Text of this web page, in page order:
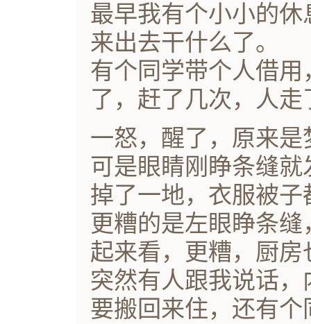
最早我有个小小的
来出去干什么了。
有个同学带个人借
了，赶了几次，人
一怒，醒了，原来是
可是眼睛刚睁条缝
掉了一地，衣服被
更糟的是左眼睁条
起来看，更糟，厨
突然有人跟我说话
要搬回来住，还有